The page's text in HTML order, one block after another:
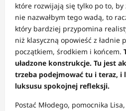
które rozwijają się tylko po to,
nie nazwałbym tego wadą, to
który bardziej przypomina
niż klasyczną opowieść z ładnie
początkiem, środkiem i końcem.
uładzone konstrukcje. Tu jest
trzeba podejmować tu i teraz, i
luksusu spokojnej refleksji.
Postać Młodego, pomocnika